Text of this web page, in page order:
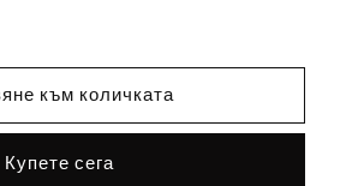
към количката
Купете сега